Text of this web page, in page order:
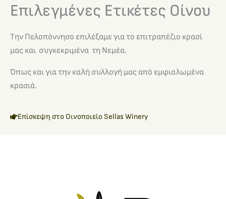
Επιλεγμένες Ετικέτες Οίνου
Την Πελοπόννησο επιλέξαμε για το επιτραπέζιο κρασί
μας και συγκεκριμένα τη Νεμέα.
Όπως και για την καλή συλλογή μας από εμφιαλωμένα
κρασιά.
Επίσκεψη στο Οινοποιείο Sellas Winery